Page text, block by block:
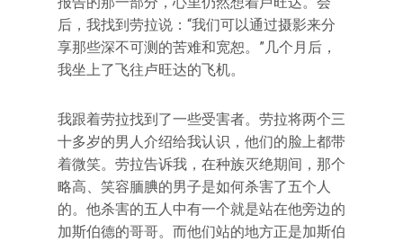
后，我找到劳拉说：“我们可以通过摄影来分
享那些深不可测的苦难和宽恕。”几个月后，
我坐上了飞往卢旺达的飞机。
我跟着劳拉找到了一些受害者。劳拉将两个三
十多岁的男人介绍给我认识，他们的脸上都带
着微笑。劳拉告诉我，在种族灭绝期间，那个
略高、笑容腼腆的男子是如何杀害了五个人
的。他杀害的五人中有一个就是站在他旁边的
加斯伯德的哥哥。而他们站的地方正是加斯伯